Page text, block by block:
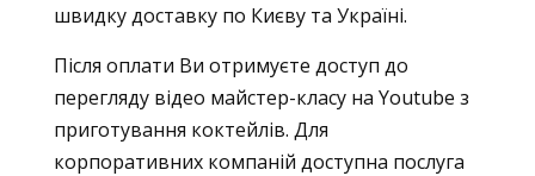
швидку доставку по Києву та Україні.
Після оплати Ви отримуєте доступ до
перегляду відео майстер-класу на Youtube з
приготування коктейлів. Для
корпоративних компаній доступна послуга